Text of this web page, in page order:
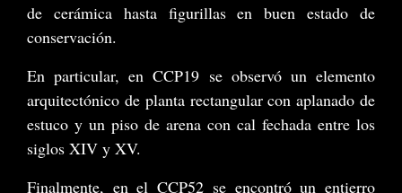
de cerámica hasta figurillas en buen estado de
conservación.
En particular, en CCP19 se observó un elemento
arquitectónico de planta rectangular con aplanado de
estuco y un piso de arena con cal fechada entre los
siglos XIV y XV.
Finalmente, en el CCP52 se encontró un entierro